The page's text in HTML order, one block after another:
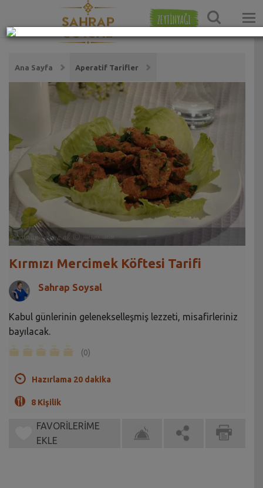
ZEYTİNYAĞI
Ana Sayfa Aperatif Tarifler
Kırmızı Mercimek Köftesi Tarifi
Sahrap Soysal
Kabul günlerinin gelenekselleşmiş lezzeti, misafirleriniz
bayılacak.
(0)
Hazırlama 20 dakika
8 Kişilik
FAVORİLERİME
EKLE